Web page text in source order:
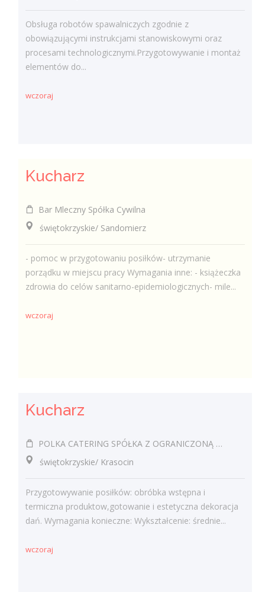
Obsługa robotów spawalniczych zgodnie z
obowiązującymi instrukcjami stanowiskowymi oraz
procesami technologicznymi.Przygotowywanie i montaż
elementów do...
wczoraj
Kucharz
Bar Mleczny Spółka Cywilna
świętokrzyskie/ Sandomierz
- pomoc w przygotowaniu posiłków- utrzymanie
porządku w miejscu pracy Wymagania inne: - książeczka
zdrowia do celów sanitarno-epidemiologicznych- mile...
wczoraj
Kucharz
POLKA CATERING SPÓŁKA Z OGRANICZONĄ ODPOWIEDZIALNOŚCIĄ
świętokrzyskie/ Krasocin
Przygotowywanie posiłków: obróbka wstępna i
termiczna produktow,gotowanie i estetyczna dekoracja
dań. Wymagania konieczne: Wykształcenie: średnie...
wczoraj